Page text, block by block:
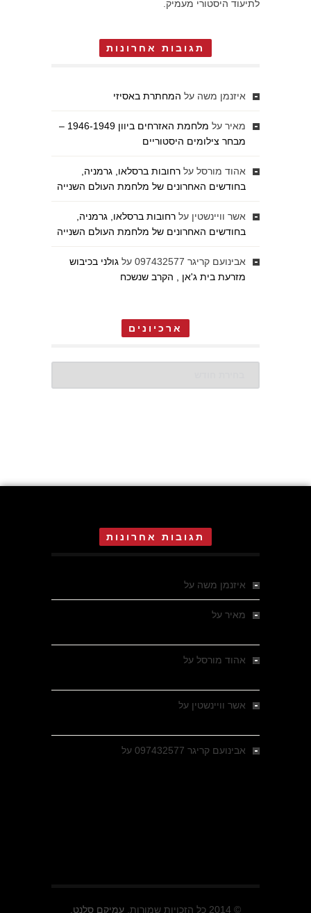
לתיעוד היסטורי מעמיק.
תגובות אחרונות
איזנמן משה על המחתרת באסיזי
מאיר על
מלחמת האזרחים ביוון 1946-1949 –
מבחר צילומים היסטוריים
אהוד מורסל על רחובות ברסלאו, גרמניה,
בחודשים האחרונים של מלחמת העולם השנייה
אשר וויינשטין על רחובות ברסלאו, גרמניה,
בחודשים האחרונים של מלחמת העולם השנייה
אבינועם קריגר 097432577 על גולני בכיבוש
מזרעת בית ג'אן , הקרב שנשכח
ארכיונים
תגובות אחרונות
איזנמן משה על
מאיר על
אהוד מורסל על
אשר וויינשטין על
אבינועם קריגר 097432577 על
© 2014 כל הזכויות שמורות. עמיקם סלנט.